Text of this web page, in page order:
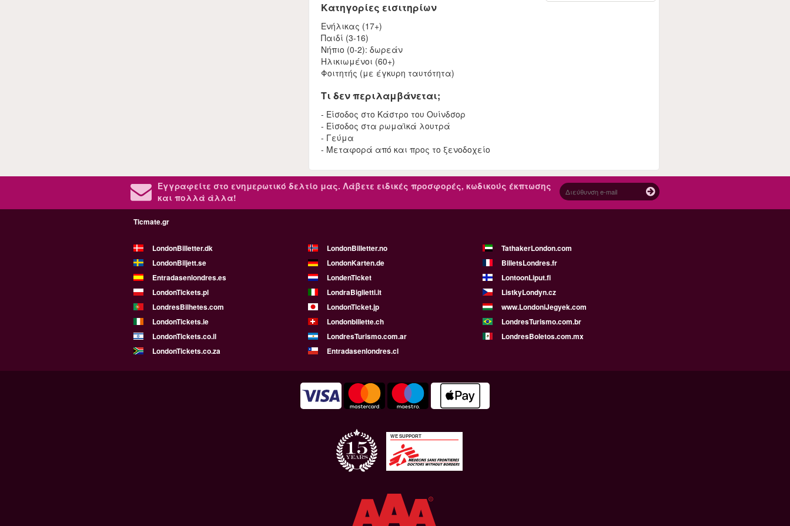
Κατηγορίες εισιτηρίων
Ενήλικας (17+)
Παιδί (3-16)
Νήπιο (0-2): δωρεάν
Ηλικιωμένοι (60+)
Φοιτητής (με έγκυρη ταυτότητα)
Τι δεν περιλαμβάνεται;
- Είσοδος στο Κάστρο του Ουίνδσορ
- Είσοδος στα ρωμαϊκά λουτρά
- Γεύμα
- Μεταφορά από και προς το ξενοδοχείο
Εγγραφείτε στο ενημερωτικό δελτίο μας. Λάβετε ειδικές προσφορές, κωδικούς έκπτωσης
και πολλά άλλα!
Ticmate.gr
LondonBilletter.dk LondonBilletter.no
TathakerLondon.com
LondonBiljett.se
LondonKarten.de
BilletsLondres.fr
Entradasenlondres.es
LondenTicket
LontoonLiput.fi
LondonTickets.pl
LondraBiglietti.it
ListkyLondyn.cz
LondresBilhetes.com
LondonTicket.jp
www.LondoniJegyek.com
LondonTickets.ie
Londonbillette.ch
LondresTurismo.com.br
LondonTickets.co.il
LondresTurismo.com.ar
LondresBoletos.com.mx
LondonTickets.co.za
Entradasenlondres.cl
WE SUPPORT